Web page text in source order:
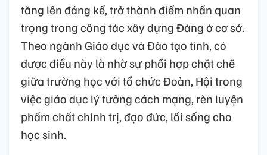
tăng lên đáng kể, trở thành điểm nhấn quan
trọng trong công tác xây dựng Đảng ở cơ sở.
Theo ngành Giáo dục và Đào tạo tỉnh, có
được điều này là nhờ sự phối hợp chặt chẽ
giữa trường học với tổ chức Đoàn, Hội trong
việc giáo dục lý tưởng cách mạng, rèn luyện
phẩm chất chính trị, đạo đức, lối sống cho
học sinh.